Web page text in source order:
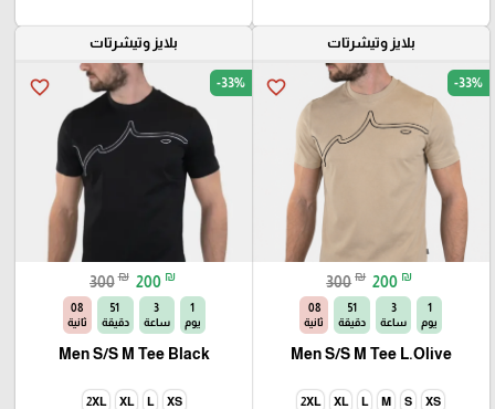
بلايز وتيشرتات
favorite_border -33%
300 ₪ 200 ₪
1
يوم
3
ساعة
51
دقيقة
06
ثانية
Men S/S M Tee L.Olive
XS
S
M
L
XL
2XL
بلايز وتيشرتات
favorite_border -33%
300 ₪ 200 ₪
1
يوم
3
ساعة
51
دقيقة
06
ثانية
Men S/S M Tee Black
XS
L
XL
2XL